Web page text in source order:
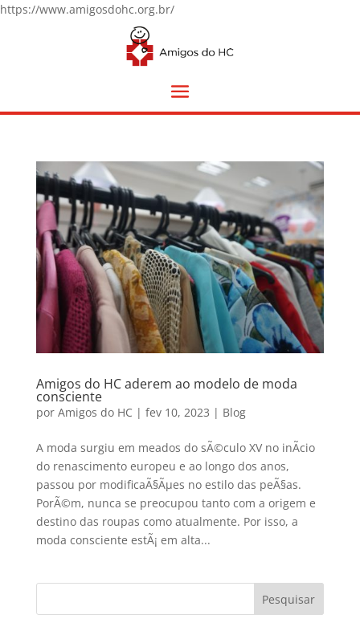
https://www.amigosdohc.org.br/
Amigos do HC aderem ao modelo de moda
consciente
por Amigos do HC | fev 10, 2023 | Blog
A moda surgiu em meados do sÃ©culo XV no inÃ­cio
do renascimento europeu e ao longo dos anos,
passou por modificaÃ§Ãµes no estilo das peÃ§as.
PorÃ©m, nunca se preocupou tanto com a origem e
destino das roupas como atualmente. Por isso, a
moda consciente estÃ¡ em alta...